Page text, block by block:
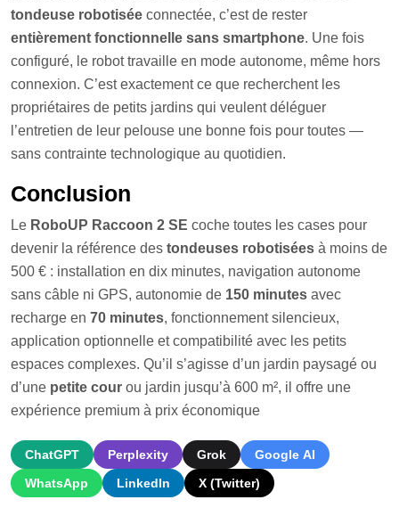
tondeuse robotisée connectée, c’est de rester
entièrement fonctionnelle sans smartphone. Une fois
configuré, le robot travaille en mode autonome, même hors
connexion. C’est exactement ce que recherchent les
propriétaires de petits jardins qui veulent déléguer
l’entretien de leur pelouse une bonne fois pour toutes —
sans contrainte technologique au quotidien.
Conclusion
Le RoboUP Raccoon 2 SE coche toutes les cases pour
devenir la référence des tondeuses robotisées à moins de
500 € : installation en dix minutes, navigation autonome
sans câble ni GPS, autonomie de 150 minutes avec
recharge en 70 minutes, fonctionnement silencieux,
application optionnelle et compatibilité avec les petits
espaces complexes. Qu’il s’agisse d’un jardin paysagé ou
d’une petite cour ou jardin jusqu’à 600 m², il offre une
expérience premium à prix économique
ChatGPT Perplexity Grok
Google AI
WhatsApp
LinkedIn X (Twitter)